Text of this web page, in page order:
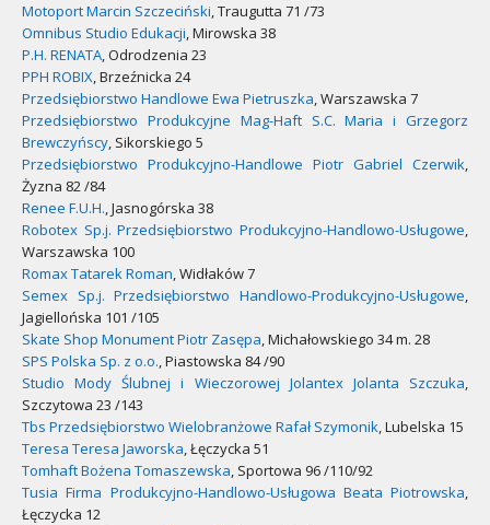
Motoport Marcin Szczeciński, Traugutta 71 /73
Omnibus Studio Edukacji, Mirowska 38
P.H. RENATA, Odrodzenia 23
PPH ROBIX, Brzeźnicka 24
Przedsiębiorstwo Handlowe Ewa Pietruszka, Warszawska 7
Przedsiębiorstwo Produkcyjne Mag-Haft S.C. Maria i Grzegorz
Brewczyńscy, Sikorskiego 5
Przedsiębiorstwo Produkcyjno-Handlowe Piotr Gabriel Czerwik,
Żyzna 82 /84
Renee F.U.H., Jasnogórska 38
Robotex Sp.j. Przedsiębiorstwo Produkcyjno-Handlowo-Usługowe,
Warszawska 100
Romax Tatarek Roman, Widłaków 7
Semex Sp.j. Przedsiębiorstwo Handlowo-Produkcyjno-Usługowe,
Jagiellońska 101 /105
Skate Shop Monument Piotr Zasępa, Michałowskiego 34 m. 28
SPS Polska Sp. z o.o., Piastowska 84 /90
Studio Mody Ślubnej i Wieczorowej Jolantex Jolanta Szczuka,
Szczytowa 23 /143
Tbs Przedsiębiorstwo Wielobranżowe Rafał Szymonik, Lubelska 15
Teresa Teresa Jaworska, Łęczycka 51
Tomhaft Bożena Tomaszewska, Sportowa 96 /110/92
Tusia Firma Produkcyjno-Handlowo-Usługowa Beata Piotrowska,
Łęczycka 12